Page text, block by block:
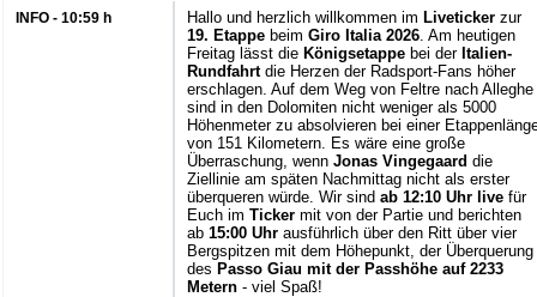
INFO - 10:59 h Hallo und herzlich willkommen im Liveticker zur
19. Etappe beim Giro Italia 2026 . Am heutigen
Freitag lässt die Königsetappe bei der Italien-
Rundfahrtdie Herzen der Radsport-Fans höher
erschlagen. Auf dem Weg von Feltre nach Alleghe
sind in den Dolomiten nicht weniger als 5000
Höhenmeter zu absolvieren bei einer
von 151 Kilometern. Es wäre eine große
Überraschung, wenn Jonas Vingegaard die
Ziellinie am späten Nachmittag nicht als erster
überqueren würde. Wir sind ab 12:10 Uhr live für
Euch im Ticker mit von der Partie und berichten
ab 15:00 Uhr ausführlich über den Ritt über vier
Bergspitzen mit dem Höhepunkt, der Überquerung
des Passo Giau mit der Passhöhe auf 2233
Metern - viel Spaß!